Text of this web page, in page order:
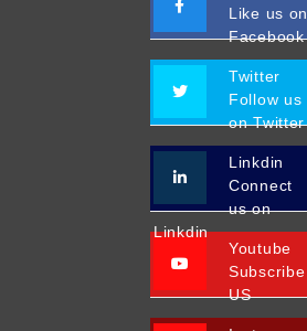
Like us on
Facebook
Twitter
Follow us
on Twitter
Linkdin
Connect
us on
Linkdin
Youtube
Subscribe
US